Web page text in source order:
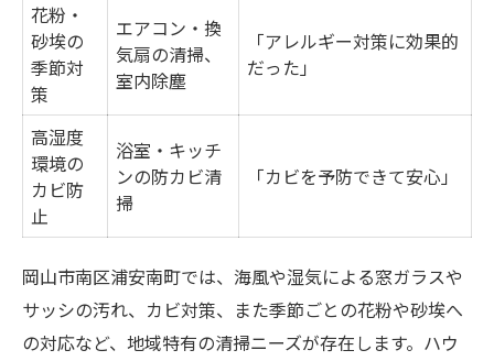
花粉・
砂埃の
季節対
策
エアコン・換
気扇の清掃、
室内除塵
「アレルギー対策に効果的
だった」
高湿度
環境の
カビ防
止
浴室・キッチ
ンの防カビ清
掃
「カビを予防できて安心」
岡山市南区浦安南町では、海風や湿気による窓ガラスや
サッシの汚れ、カビ対策、また季節ごとの花粉や砂埃へ
の対応など、地域特有の清掃ニーズが存在します。ハウ